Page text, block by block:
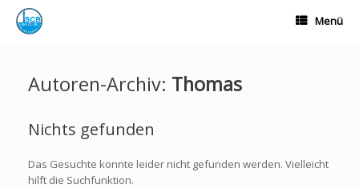
Inhalt
springen
Menü
Autoren-Archiv: Thomas
Nichts gefunden
Das Gesuchte konnte leider nicht gefunden werden. Vielleicht
hilft die Suchfunktion.